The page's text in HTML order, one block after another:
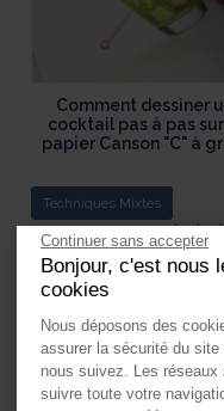
Comment dessiner
cocktail pas à pas
papier Canson "C" à
Techniques Mixtes
Continuer sans accepter
Bonjour, c'est nous
cookies
Nous déposons des
assurer la sécurité du
nous suivez. Les
suivre toute votre